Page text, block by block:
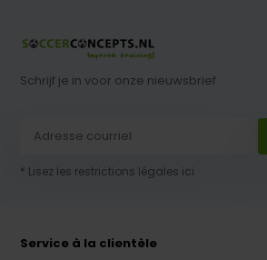
Schrijf je in voor onze nieuwsbrief
* Lisez les restrictions légales ici
Service à la clientèle